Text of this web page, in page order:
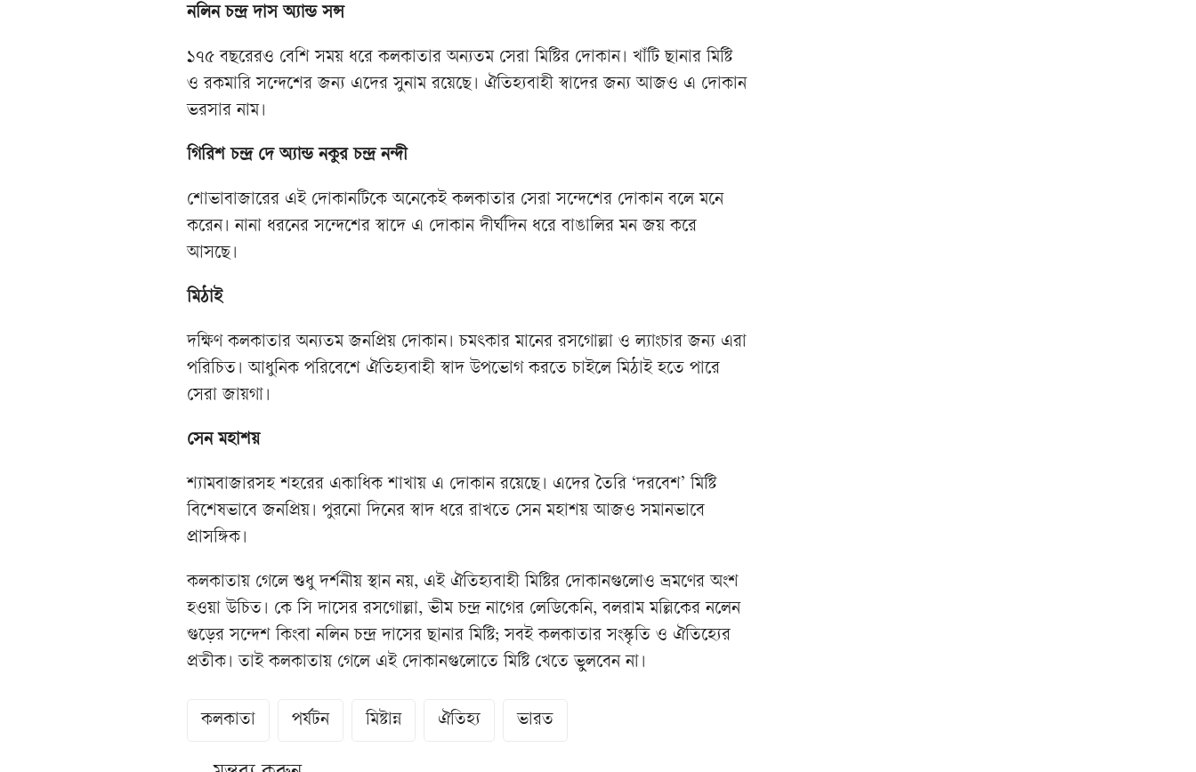
নলিন চন্দ্র দাস অ্যান্ড সন্স
১৭৫ বছরেরও বেশি সময় ধরে কলকাতার অন্যতম সেরা মিষ্টির দোকান। খাঁটি ছানার মিষ্টি
ও রকমারি সন্দেশের জন্য এদের সুনাম রয়েছে। ঐতিহ্যবাহী স্বাদের জন্য আজও এ দোকান
ভরসার নাম।
গিরিশ চন্দ্র দে অ্যান্ড নকুর চন্দ্র নন্দী
শোভাবাজারের এই দোকানটিকে অনেকেই কলকাতার সেরা সন্দেশের দোকান বলে মনে
করেন। নানা ধরনের সন্দেশের স্বাদে এ দোকান দীর্ঘদিন ধরে বাঙালির মন জয় করে
আসছে।
মিঠাই
দক্ষিণ কলকাতার অন্যতম জনপ্রিয় দোকান। চমৎকার মানের রসগোল্লা ও ল্যাংচার জন্য এরা
পরিচিত। আধুনিক পরিবেশে ঐতিহ্যবাহী স্বাদ উপভোগ করতে চাইলে মিঠাই হতে পারে
সেরা জায়গা।
সেন মহাশয়
শ্যামবাজারসহ শহরের একাধিক শাখায় এ দোকান রয়েছে। এদের তৈরি ‘দরবেশ’ মিষ্টি
বিশেষভাবে জনপ্রিয়। পুরনো দিনের স্বাদ ধরে রাখতে সেন মহাশয় আজও সমানভাবে
প্রাসঙ্গিক।
কলকাতায় গেলে শুধু দর্শনীয় স্থান নয়, এই ঐতিহ্যবাহী মিষ্টির দোকানগুলোও ভ্রমণের অংশ
হওয়া উচিত। কে সি দাসের রসগোল্লা, ভীম চন্দ্র নাগের লেডিকেনি, বলরাম মল্লিকের নলেন
গুড়ের সন্দেশ কিংবা নলিন চন্দ্র দাসের ছানার মিষ্টি; সবই কলকাতার সংস্কৃতি ও ঐতিহ্যের
প্রতীক। তাই কলকাতায় গেলে এই দোকানগুলোতে মিষ্টি খেতে ভুলবেন না।
কলকাতা পর্যটন মিষ্টান্ন ঐতিহ্য ভারত